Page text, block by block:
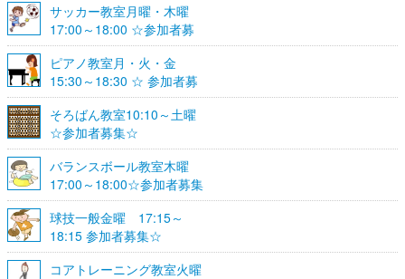
サッカー教室月曜・木曜
17:00～18:00 ☆参加者募
集☆
ピアノ教室月・火・金
15:30～18:30 ☆ 参加者募
集☆
そろばん教室10:10～土曜
☆参加者募集☆
バランスボール教室木曜
17:00～18:00☆参加者募集
☆
球技一般金曜 17:15～
18:15 参加者募集☆
コアトレーニング教室火曜